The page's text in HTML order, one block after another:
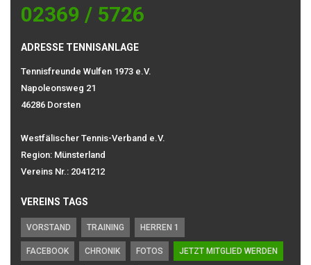
02369 / 5726
ADRESSE TENNISANLAGE
Tennisfreunde Wulfen 1973 e.V.
Napoleonsweg 21
46286 Dorsten
Westfälischer Tennis-Verband e.V.
Region: Münsterland
Vereins Nr.: 2041212
VEREINS TAGS
VORSTAND TRAINING HERREN 1
FACEBOOK CHRONIK FOTOS JETZT MITGLIED WERDEN